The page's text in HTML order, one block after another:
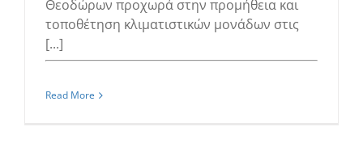
Θεοδώρων προχωρά στην προμήθεια και
τοποθέτηση κλιματιστικών μονάδων στις
[...]
Read More